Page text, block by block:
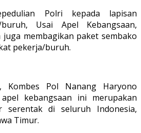
Polri kepada lapisan
Usai Apel Kebangsaan,
membagikan paket sembako
pekerja/buruh.
Kombes Pol Nanang Haryono
kebangsaan ini merupakan
serentak di seluruh Indonesia,
Timur.